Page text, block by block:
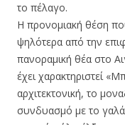
το πέλαγο.
Η προνομιακή θέση
ψηλότερα από την
πανοραμική θέα στο
έχει χαρακτηριστεί
αρχιτεκτονική, το
συνδυασμό με το